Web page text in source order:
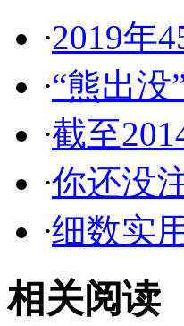
·2019年
·“熊出
·截至
·你还没
·细数实
相关阅读